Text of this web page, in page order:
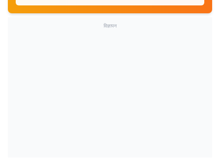
विज्ञापन